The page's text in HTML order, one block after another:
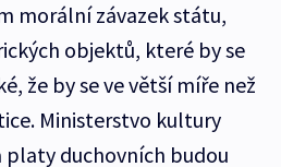
morální závazek státu,
objektů, které by se
že by se ve větší míře než
Ministerstvo kultury
platy duchovních budou